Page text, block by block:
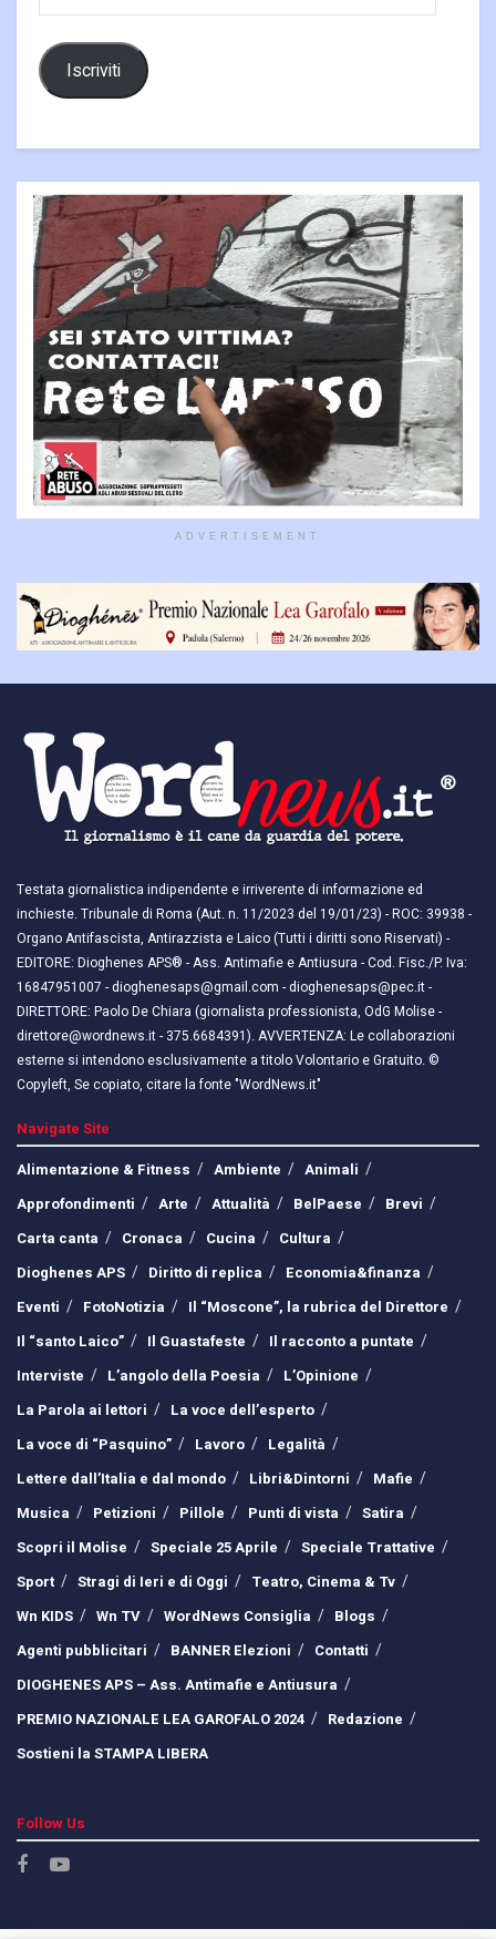
email
Iscriviti
ADVERTISEMENT
Testata giornalistica indipendente e irriverente di informazione ed
inchieste. Tribunale di Roma (Aut. n. 11/2023 del 19/01/23) - ROC: 39938 -
Organo Antifascista, Antirazzista e Laico (Tutti i diritti sono Riservati) -
EDITORE: Dioghenes APS® - Ass. Antimafie e Antiusura - Cod. Fisc./P. Iva:
16847951007 - dioghenesaps@gmail.com - dioghenesaps@pec.it - ​​
DIRETTORE: Paolo De Chiara (giornalista professionista, OdG Molise -
direttore@wordnews.it - ​​375.6684391). AVVERTENZA: Le collaborazioni
esterne si intendono esclusivamente a titolo Volontario e Gratuito. ©
Copyleft, Se copiato, citare la fonte "WordNews.it"
Navigate Site
Alimentazione & Fitness
Ambiente
Animali
Approfondimenti
Arte Attualità BelPaese
Brevi
Carta canta
Cronaca Cucina
Cultura
Dioghenes APS
Diritto di replica
Economia&finanza
Eventi
FotoNotizia
Il “Moscone”, la rubrica del Direttore
Il “santo Laico”
Il Guastafeste
Il racconto a puntate
Interviste
L’angolo della Poesia
L’Opinione
La Parola ai lettori
La voce dell’esperto
La voce di “Pasquino”
Lavoro
Legalità
Lettere dall’Italia e dal mondo
Libri&Dintorni
Mafie
Musica
Petizioni Pillole Punti di vista
Satira
Scopri il Molise
Speciale 25 Aprile
Speciale Trattative
Sport
Stragi di Ieri e di Oggi
Teatro, Cinema & Tv
Wn KIDS
Wn TV WordNews Consiglia
Blogs
Agenti pubblicitari
BANNER Elezioni
Contatti
DIOGHENES APS – Ass. Antimafie e Antiusura
PREMIO NAZIONALE LEA GAROFALO 2024
Redazione
Sostieni la STAMPA LIBERA
Follow Us